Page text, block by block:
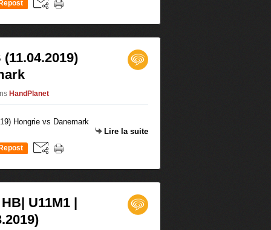
Repost
HandPlanet
Lire la suite
Repost
U11M1 |